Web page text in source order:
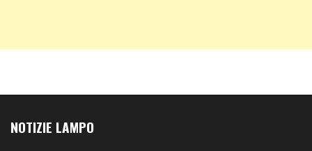
NOTIZIE LAMPO